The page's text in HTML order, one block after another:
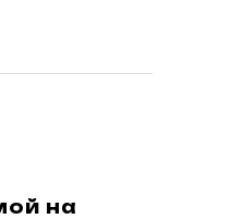
на